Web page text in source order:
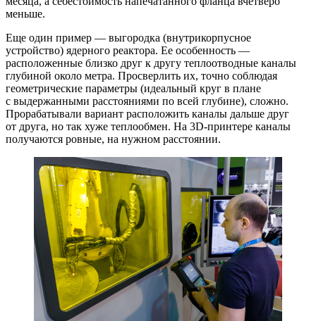
меньше.
Еще один пример — выгородка (внутрикорпусное
устройство) ядерного реактора. Ее особенность — ​
расположенные близко друг к другу теплоотводные каналы
глубиной около метра. Просверлить их, точно соблюдая
геометрические параметры (идеальный круг в плане
с выдержанными расстояниями по всей глубине), сложно.
Прорабатывали вариант расположить каналы дальше друг
от друга, но так хуже теплообмен. На 3D-принтере каналы
получаются ровные, на нужном расстоянии.